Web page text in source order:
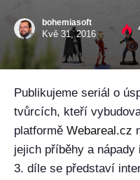
bohemiasoft
Kvě 31, 2016
Publikujeme seriál o
tvůrcích, kteří
platformě Webareal.cz
jejich příběhy a
3. díle se představí